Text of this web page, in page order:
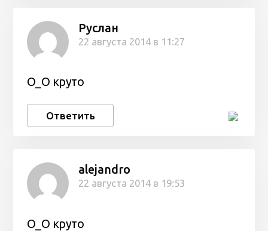
Руслан
22 августа 2014 в 11:27
О_О круто
Ответить
alejandro
22 августа 2014 в 19:53
О_О круто